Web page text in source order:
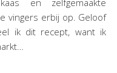
vingers erbij op. Geloof
ik dit recept, want ik